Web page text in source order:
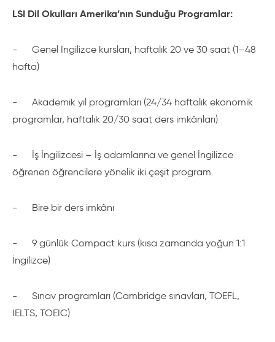
LSI Dil Okulları Amerika’nın Sunduğu Programlar:
-
Genel İngilizce kursları, haftalık 20 ve 30 saat (1–48
hafta)
-
Akademik yıl programları (24/34 haftalık ekonomik
programlar, haftalık 20/30 saat ders imkânları)
-
İş İngilizcesi – İş adamlarına ve genel İngilizce
öğrenen öğrencilere yönelik iki çeşit program.
- Bire bir ders imkânı
-
9 günlük Compact kurs (kısa zamanda yoğun 1:1
İngilizce)
-
Sınav programları (Cambridge sınavları, TOEFL,
IELTS, TOEIC)